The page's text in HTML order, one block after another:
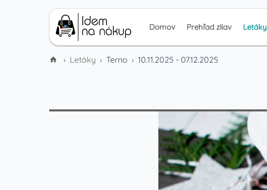
Domov Prehľad zliav Letáky
› Letáky › Terno › 10.11.2025 - 07.12.2025